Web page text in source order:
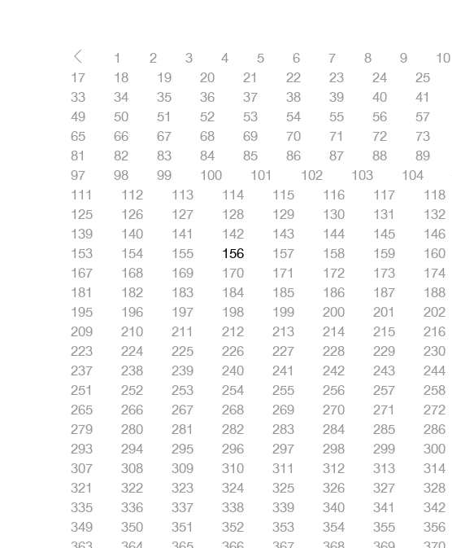
1 2 3 4 5 6 7 8 9 10
17
18 19 20 21 22 23 24 25
33
34 35 36 37 38 39 40 41
49
50 51 52 53 54 55 56 57
65
66 67 68 69 70 71 72 73
81
82 83 84 85 86 87 88 89
97
98 99 100 101 102 103 104
111
112 113 114 115 116 117 118
125
126 127 128 129 130 131 132
139
140 141 142 143 144 145 146
153
154 155 156 157 158 159 160
167
168 169 170 171 172 173 174
181
182 183 184 185 186 187 188
195
196 197 198 199 200 201 202
209
210 211 212 213 214 215 216
223
224 225 226 227 228 229 230
237
238 239 240 241 242 243 244
251
252 253 254 255 256 257 258
265
266 267 268 269 270 271 272
279
280 281 282 283 284 285 286
293
294 295 296 297 298 299 300
307
308 309 310 311 312 313 314
321
322 323 324 325 326 327 328
335
336 337 338 339 340 341 342
349
350 351 352 353 354 355 356